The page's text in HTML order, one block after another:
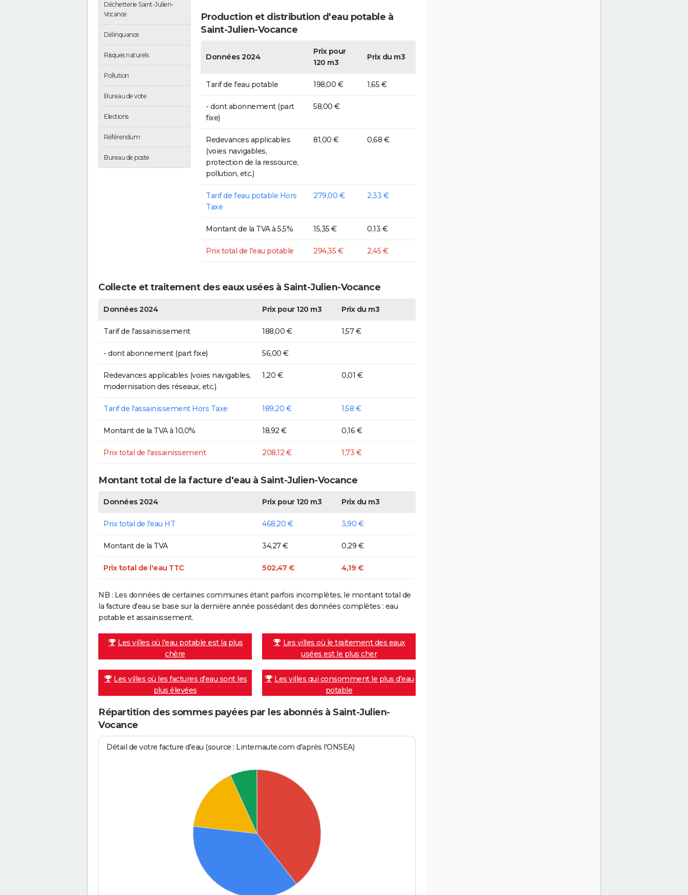
Déchetterie Saint-Julien-
Vocance
Délinquance
Risques naturels
Pollution
Bureau de vote
Elections
Référendum
Bureau de poste
Production et distribution d'eau potable à
Saint-Julien-Vocance
Données 2024
Prix pour
120 m3
Prix du m3
Tarif de l'eau potable 198,00 € 1,65 €
- dont abonnement (part
fixe)
58,00 €
Redevances applicables
(voies navigables,
protection de la ressource,
pollution, etc.)
81,00 € 0,68 €
Tarif de l'eau potable Hors
Taxe
279,00 € 2,33 €
Montant de la TVA à 5,5% 15,35 € 0,13 €
Prix total de l'eau potable 294,35 € 2,45 €
Collecte et traitement des eaux usées à Saint-Julien-Vocance
Données 2024 Prix pour 120 m3 Prix du m3
Tarif de l'assainissement 188,00 € 1,57 €
- dont abonnement (part fixe) 56,00 €
Redevances applicables (voies navigables,
modernisation des réseaux, etc.)
1,20 € 0,01 €
Tarif de l'assainissement Hors Taxe 189,20 € 1,58 €
Montant de la TVA à 10,0% 18,92 € 0,16 €
Prix total de l'assainissement 208,12 € 1,73 €
Montant total de la facture d'eau à Saint-Julien-Vocance
Données 2024 Prix pour 120 m3 Prix du m3
Prix total de l'eau HT 468,20 € 3,90 €
Montant de la TVA 34,27 € 0,29 €
Prix total de l'eau TTC 502,47 € 4,19 €
NB : Les données de certaines communes étant parfois incomplètes, le montant total de
la facture d'eau se base sur la dernière année possédant des données complètes : eau
potable et assainissement.
Les villes où l'eau potable est la plus
chère
Les villes où le traitement des eaux
usées est le plus cher
Les villes où les factures d'eau sont les
plus élevées
Les villes qui consomment le plus d'eau
potable
Répartition des sommes payées par les abonnés à Saint-Julien-
Vocance
Détail de votre facture d'eau (source : Linternaute.com d'après l'ONSEA)